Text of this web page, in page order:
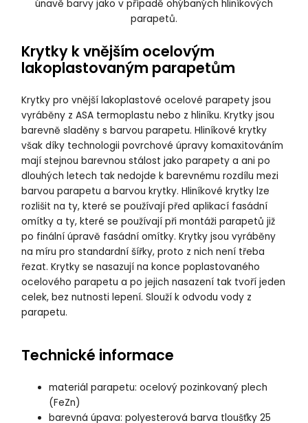
únavě barvy jako v případě ohýbaných hliníkových
parapetů.
Krytky k vnějším ocelovým
lakoplastovaným parapetům
Krytky pro vnější lakoplastové ocelové parapety jsou
vyráběny z ASA termoplastu nebo z hliníku. Krytky jsou
barevně sladěny s barvou parapetu. Hliníkové krytky
však díky technologii povrchové úpravy komaxitováním
mají stejnou barevnou stálost jako parapety a ani po
dlouhých letech tak nedojde k barevnému rozdílu mezi
barvou parapetu a barvou krytky. Hliníkové krytky lze
rozlišit na ty, které se používají před aplikací fasádní
omítky a ty, které se používají při montáži parapetů již
po finální úpravě fasádní omítky. Krytky jsou vyráběny
na míru pro standardní šířky, proto z nich není třeba
řezat. Krytky se nasazují na konce poplastovaného
ocelového parapetu a po jejich nasazení tak tvoří jeden
celek, bez nutnosti lepení. Slouží k odvodu vody z
parapetu.
Technické informace
materiál parapetu: ocelový pozinkovaný plech
(FeZn)
barevná úpava: polyesterová barva tloušťky 25